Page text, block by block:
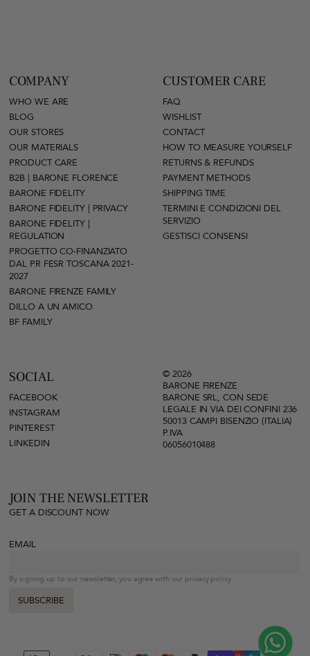
COMPANY
WHO WE ARE
BLOG
OUR STORES
OUR MATERIALS
PRODUCT CARE
B2B | BARONE FLORENCE
BARONE FIDELITY
BARONE FIDELITY | PRIVACY
BARONE FIDELITY |
REGULATION
PROGETTO CO-FINANZIATO
DAL PR FESR TOSCANA 2021-
2027
BARONE FIRENZE FAMILY
DILLO A UN AMICO
BF FAMILY
CUSTOMER CARE
FAQ
WISHLIST
CONTACT
HOW TO MEASURE YOURSELF
RETURNS & REFUNDS
PAYMENT METHODS
SHIPPING TIME
TERMINI E CONDIZIONI DEL
SERVIZIO
GESTISCI CONSENSI
SOCIAL
FACEBOOK
INSTAGRAM
PINTEREST
LINKEDIN
JOIN THE NEWSLETTER
GET A DISCOUNT NOW
EMAIL
By signing up to our newsletter, you agree with our privacy policy.
SUBSCRIBE
© 2026
BARONE FIRENZE
BARONE SRL, CON SEDE
LEGALE IN VIA DEI CONFINI 236
50013 CAMPI BISENZIO (ITALIA)
P.IVA
06056010488